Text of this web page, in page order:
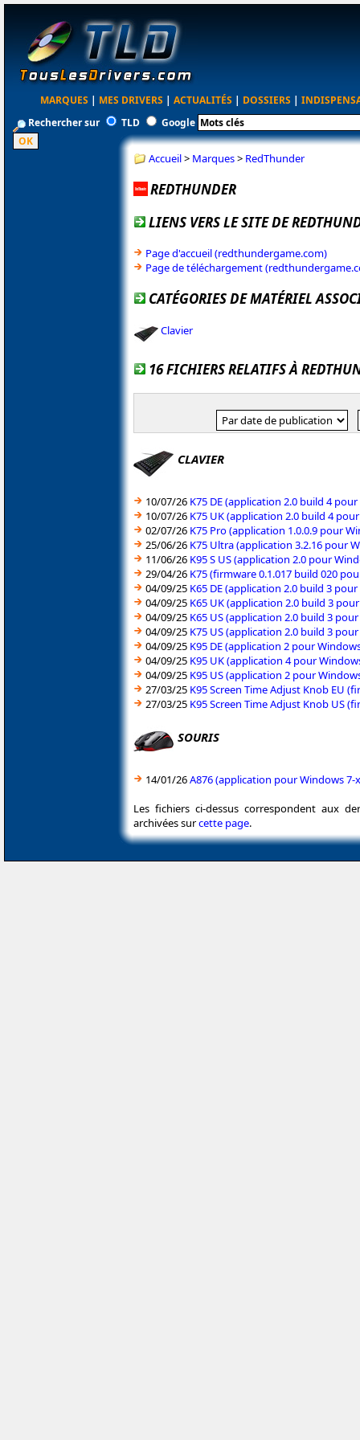
MARQUES | MES DRIVERS | ACTUALITÉS | DOSSIERS |
Rechercher sur
TLD Google
Accueil> Marques> RedThunder
REDTHUNDER
LIENS VERS LE SITE DE
Page d'accueil (redthundergame.com)
Page de téléchargement
CATÉGORIES DE MATÉRIEL
Clavier
16 FICHIERS RELATIFS À
CLAVIER
10/07/26 K75 DE (application 2.0 build 4
10/07/26 K75 UK (application 2.0 build 4
02/07/26 K75 Pro (application 1.0.0.9 pour
25/06/26 K75 Ultra (application 3.2.16 pour
11/06/26 K95 S US (application 2.0 pour
29/04/26 K75 (firmware 0.1.017 build 020
04/09/25 K65 DE (application 2.0 build 3
04/09/25 K65 UK (application 2.0 build 3
04/09/25 K65 US (application 2.0 build 3
04/09/25 K75 US (application 2.0 build 3
04/09/25 K95 DE (application 2 pour
04/09/25 K95 UK (application 4 pour
04/09/25 K95 US (application 2 pour
27/03/25 K95 Screen Time Adjust Knob EU
27/03/25 K95 Screen Time Adjust Knob US
SOURIS
14/01/26A876 (application pour Windows
Les fichiers ci-dessus correspondent aux
archivées surcette page.